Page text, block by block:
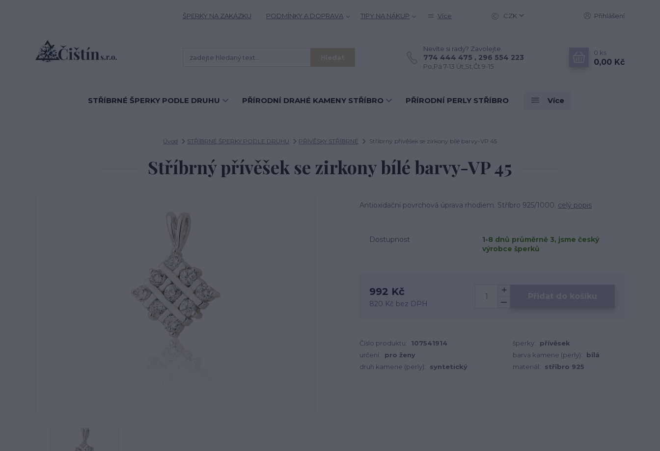
ŠPERKY NA ZAKÁZKU PODMÍNKY A DOPRAVA TIPY NA NÁKUP Více CZK Přihlášení
Hledat
Nevíte si rady? Zavolejte.
774 444 475 , 296 554 223
Po,Pá 7-13 Út,St,Čt 9-15
0 ks
0,00 Kč
STŘÍBRNÉ ŠPERKY PODLE DRUHU PŘÍRODNÍ DRAHÉ KAMENY STŘÍBRO PŘÍRODNÍ PERLY STŘÍBRO Více
Úvod STŘÍBRNÉ ŠPERKY PODLE DRUHU PŘÍVĚSKY STŘÍBRNÉ Stříbrný přívěšek se zirkony bílé barvy-VP 45
Stříbrný přívěšek se zirkony bílé barvy-VP 45
Antioxidační povrchová úprava rhodiem. Stříbro 925/1000. celý popis
Dostupnost
1-8 dnů průměrně 3, jsme český
výrobce šperků
992 Kč
820 Kč bez DPH
Číslo produktu: 107541914 šperky:
přívěsek
určení:
pro ženy barva kamene (perly):
bílá
druh kamene (perly):
syntetický materiál: stříbro 925